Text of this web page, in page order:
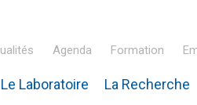
Agenda Formation
Le Laboratoire La Recherche